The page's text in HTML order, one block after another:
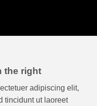
the right
adipiscing elit,
tincidunt ut laoreet